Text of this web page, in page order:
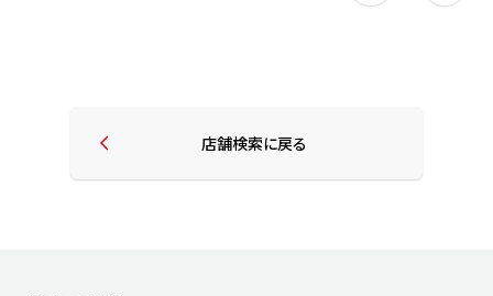
店舗検索に戻る